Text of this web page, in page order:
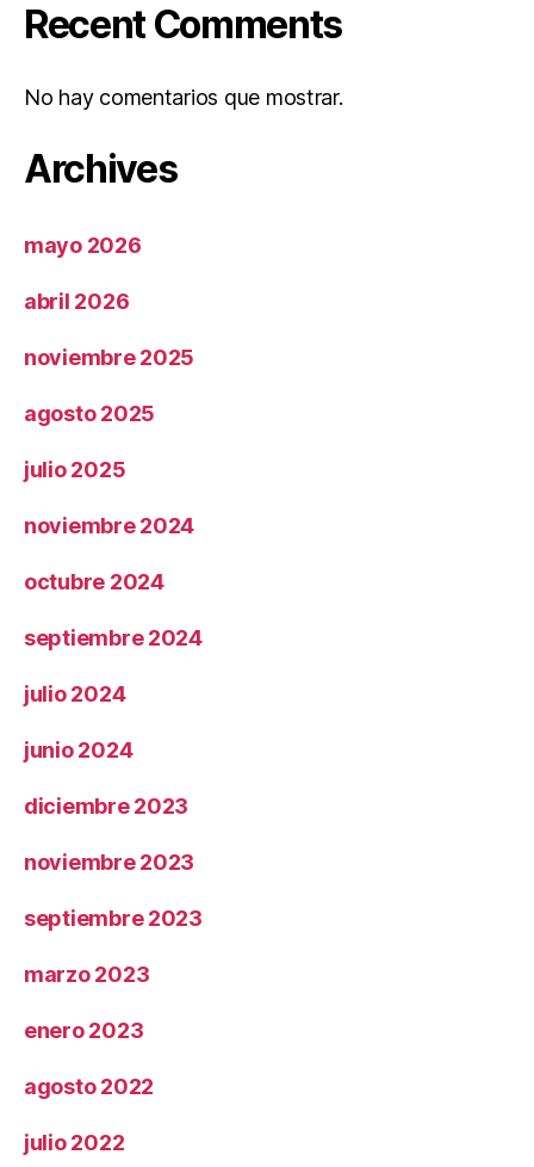
Recent Comments
No hay comentarios que mostrar.
Archives
mayo 2026
abril 2026
noviembre 2025
agosto 2025
julio 2025
noviembre 2024
octubre 2024
septiembre 2024
julio 2024
junio 2024
diciembre 2023
noviembre 2023
septiembre 2023
marzo 2023
enero 2023
agosto 2022
julio 2022